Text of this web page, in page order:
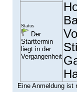
Status
Der
Starttermin
liegt in der
Vergangenheit
Eine Anmeldung ist